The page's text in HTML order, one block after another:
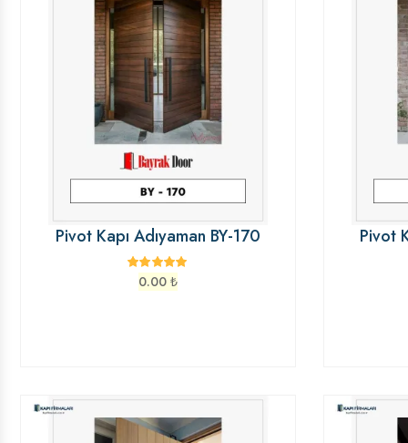
Pivot Kapı Adıyaman BY-170
0.00 ₺
Pivot